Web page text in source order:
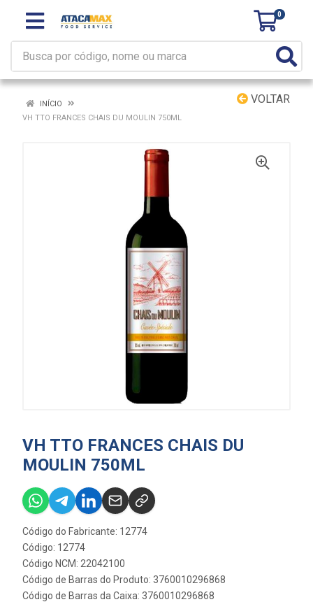
0
VOLTAR
INÍCIO
VH TTO FRANCES CHAIS DU MOULIN 750ML
VH TTO FRANCES CHAIS DU
MOULIN 750ML
Código do Fabricante: 12774
Código: 12774
Código NCM: 22042100
Código de Barras do Produto: 3760010296868
Código de Barras da Caixa: 3760010296868